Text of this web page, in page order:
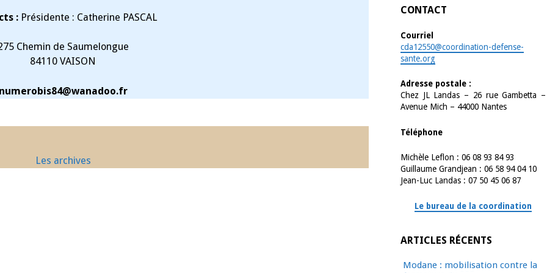
:Présidente : Catherine PASCAL
Chemin de Saumelongue
84110 VAISON
numerobis84@wanadoo.fr
Les archives
CONTACT
Courriel
cda12550@coordination-defense-
sante.org
Adresse postale :
Chez JL Landas – 26 rue Gambetta –
Avenue Mich – 44000 Nantes
Téléphone
Michèle Leflon : 06 08 93 84 93
Guillaume Grandjean : 06 58 94 04 10
Jean-Luc Landas : 07 50 45 06 87
Le bureau de la coordination
ARTICLES RÉCENTS
Modane : mobilisation contre la